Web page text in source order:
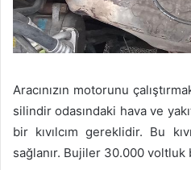
Aracınızın motorunu
silindir odasındaki hava ve
bir kıvılcım gereklidir. Bu
sağlanır. Bujiler 30.000 voltluk